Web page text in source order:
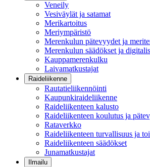
Veneily
Vesiväylät ja satamat
Merikartoitus
Meriympäristö
Merenkulun pätevyydet ja
Merenkulun säädökset ja
Kauppamerenkulku
Laivamatkustajat
Raideliikenne
Rautatieliikennöinti
Kaupunkiraideliikenne
Raideliikenteen kalusto
Raideliikenteen koulutus ja
Rataverkko
Raideliikenteen turvallisuus ja
Raideliikenteen säädökset
Junamatkustajat
Ilmailu